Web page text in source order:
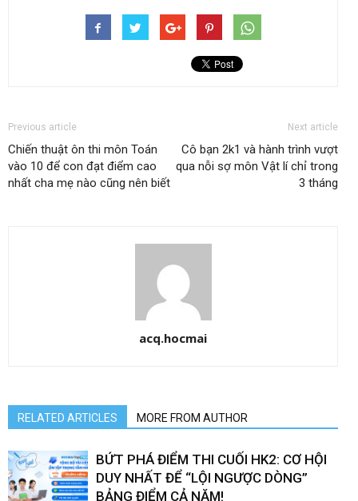
Previous article
Chiến thuật ôn thi môn Toán
vào 10 để con đạt điểm cao
nhất cha mẹ nào cũng nên biết
Next article
Cô bạn 2k1 và hành trình vượt
qua nỗi sợ môn Vật lí chỉ trong
3 tháng
acq.hocmai
RELATED ARTICLES MORE FROM AUTHOR
BỨT PHÁ ĐIỂM THI CUỐI HK2: CƠ HỘI
DUY NHẤT ĐỂ “LỘI NGƯỢC DÒNG”
BẢNG ĐIỂM CẢ NĂM!